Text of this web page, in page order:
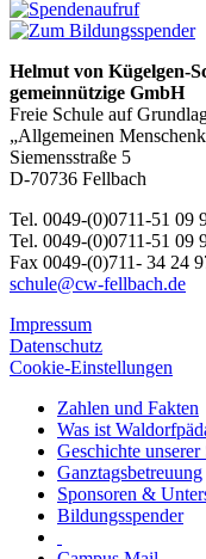
Helmut von Kügelgen-
gemeinnützige GmbH
Freie Schule auf
„Allgemeinen
Siemensstraße 5
D-70736 Fellbach
Tel. 0049-(0)0711-51 09
Tel. 0049-(0)0711-51 09
Fax 0049-(0)711- 34 24
schule@cw-fellbach.de
Impressum
Datenschutz
Cookie-Einstellungen
Zahlen und Fakten
Was ist
Geschichte unserer
Ganztagsbetreuung
Sponsoren &
Bildungsspender